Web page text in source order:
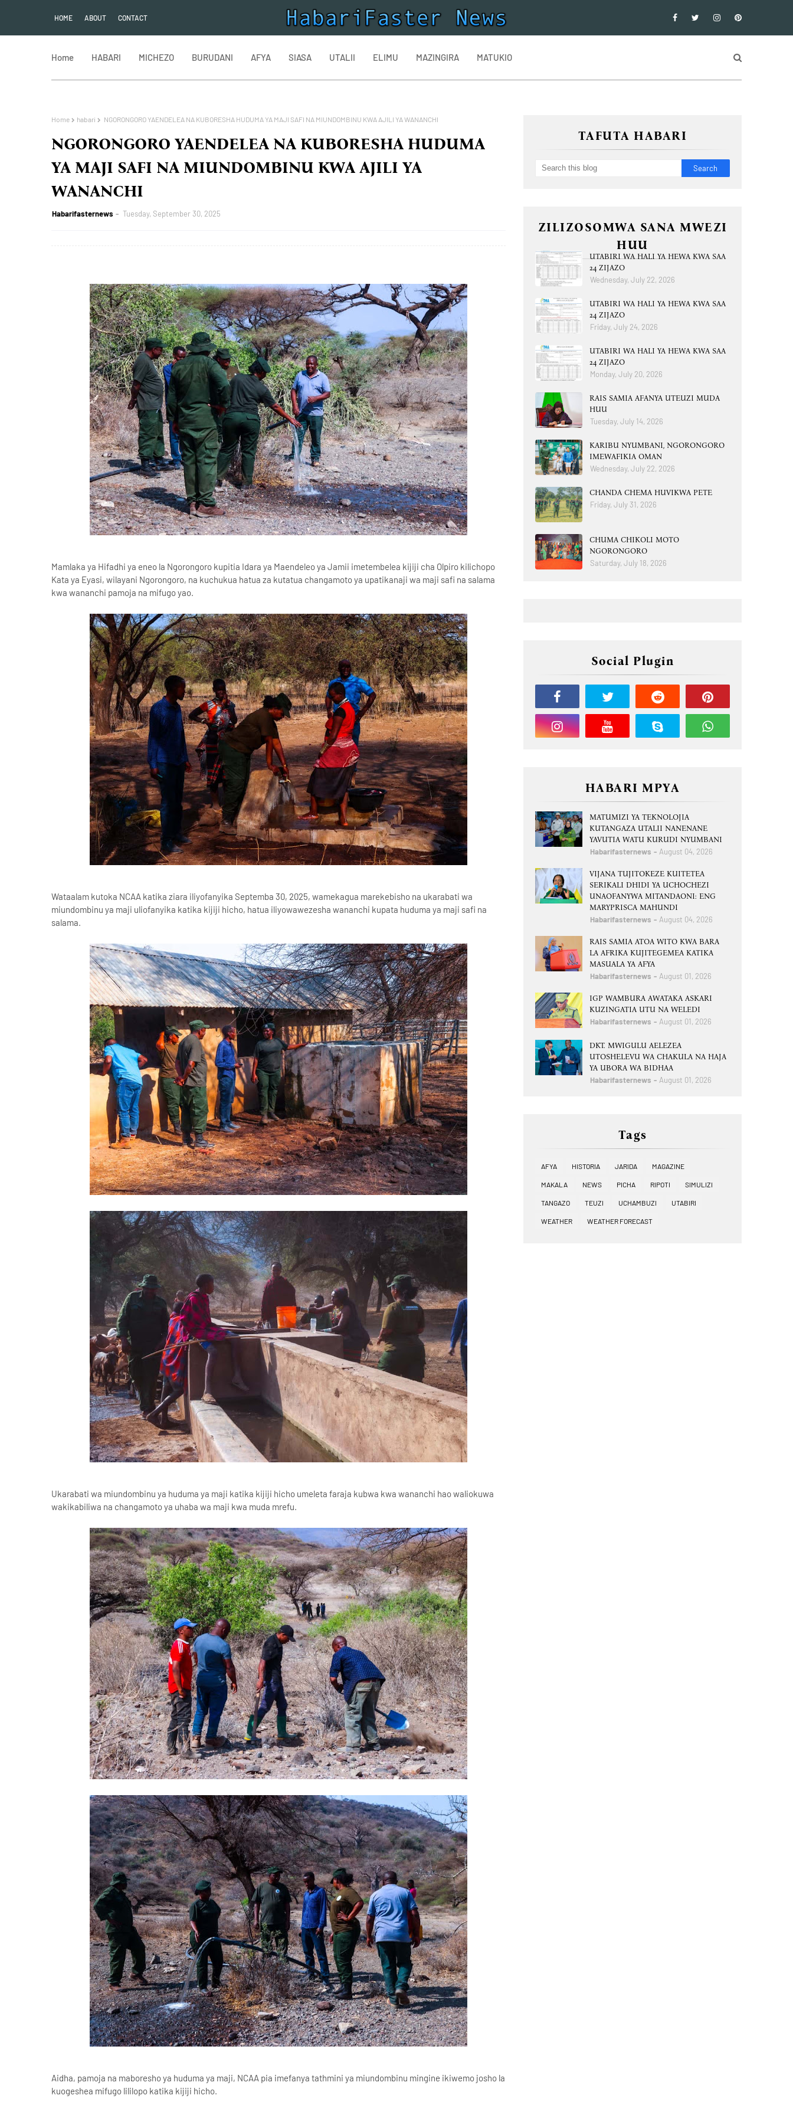
HOME ABOUT CONTACT
Home HABARI MICHEZO BURUDANI AFYA SIASA UTALII ELIMU MAZINGIRA MATUKIO
Home habari NGORONGORO YAENDELEA NA KUBORESHA HUDUMA YA MAJI SAFI NA MIUNDOMBINU KWA AJILI YA WANANCHI
NGORONGORO YAENDELEA NA KUBORESHA HUDUMA
YA MAJI SAFI NA MIUNDOMBINU KWA AJILI YA
WANANCHI
Habarifasternews Tuesday, September 30, 2025
Mamlaka ya Hifadhi ya eneo la Ngorongoro kupitia Idara ya Maendeleo ya Jamii imetembelea kijiji cha Olpiro kilichopo
Kata ya Eyasi, wilayani Ngorongoro, na kuchukua hatua za kutatua changamoto ya upatikanaji wa maji safi na salama
kwa wananchi pamoja na mifugo yao.
Wataalam kutoka NCAA katika ziara iliyofanyika Septemba 30, 2025, wamekagua marekebisho na ukarabati wa
miundombinu ya maji uliofanyika katika kijiji hicho, hatua iliyowawezesha wananchi kupata huduma ya maji safi na
salama.
Ukarabati wa miundombinu ya huduma ya maji katika kijiji hicho umeleta faraja kubwa kwa wananchi hao waliokuwa
wakikabiliwa na changamoto ya uhaba wa maji kwa muda mrefu.
Aidha, pamoja na maboresho ya huduma ya maji, NCAA pia imefanya tathmini ya miundombinu mingine ikiwemo josho la
kuogeshea mifugo lililopo katika kijiji hicho.
TAFUTA HABARI
ZILIZOSOMWA SANA MWEZI
HUU
UTABIRI WA HALI YA HEWA KWA SAA
24 ZIJAZO
Wednesday, July 22, 2026
UTABIRI WA HALI YA HEWA KWA SAA
24 ZIJAZO
Friday, July 24, 2026
UTABIRI WA HALI YA HEWA KWA SAA
24 ZIJAZO
Monday, July 20, 2026
RAIS SAMIA AFANYA UTEUZI MUDA
HUU
Tuesday, July 14, 2026
KARIBU NYUMBANI, NGORONGORO
IMEWAFIKIA OMAN
Wednesday, July 22, 2026
CHANDA CHEMA HUVIKWA PETE
Friday, July 31, 2026
CHUMA CHIKOLI MOTO
NGORONGORO
Saturday, July 18, 2026
Social Plugin
HABARI MPYA
MATUMIZI YA TEKNOLOJIA
KUTANGAZA UTALII NANENANE
YAVUTIA WATU KURUDI NYUMBANI
Habarifasternews August 04, 2026
VIJANA TUJITOKEZE KUITETEA
SERIKALI DHIDI YA UCHOCHEZI
UNAOFANYWA MITANDAONI: ENG
MARYPRISCA MAHUNDI
Habarifasternews August 04, 2026
RAIS SAMIA ATOA WITO KWA BARA
LA AFRIKA KUJITEGEMEA KATIKA
MASUALA YA AFYA
Habarifasternews August 01, 2026
IGP WAMBURA AWATAKA ASKARI
KUZINGATIA UTU NA WELEDI
Habarifasternews August 01, 2026
DKT. MWIGULU AELEZEA
UTOSHELEVU WA CHAKULA NA HAJA
YA UBORA WA BIDHAA
Habarifasternews August 01, 2026
Tags
AFYA HISTORIA JARIDA MAGAZINE
MAKALA NEWS PICHA RIPOTI SIMULIZI
TANGAZO TEUZI UCHAMBUZI UTABIRI
WEATHER WEATHER FORECAST